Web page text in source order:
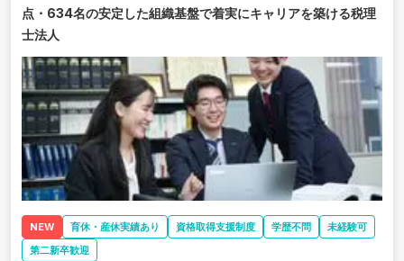
点・634名の安定した組織基盤で着実にキャリアを築ける税理
士法人
NEW 育休・産休実績あり 資格取得支援制度 学歴不問
未経験可
第二新卒歓迎